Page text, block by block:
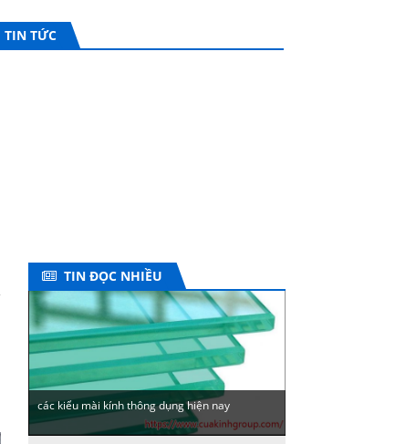
TIN TỨC
TIN ĐỌC NHIỀU
các kiểu mài kính thông dụng hiện nay